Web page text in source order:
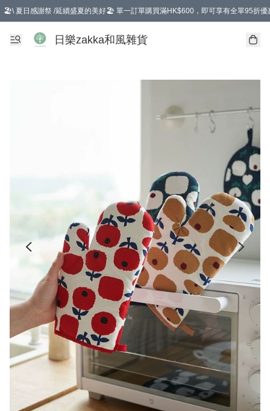
🏖️\ 夏日感謝祭 /延續盛夏的美好🏖️ 單一訂單購買滿HK$600，即可享有全單95折優
選擇GoGoX住宅/工商地址配送，單一訂單消費購物滿HK$680(折扣後），可享有
日樂zakka和風雜貨